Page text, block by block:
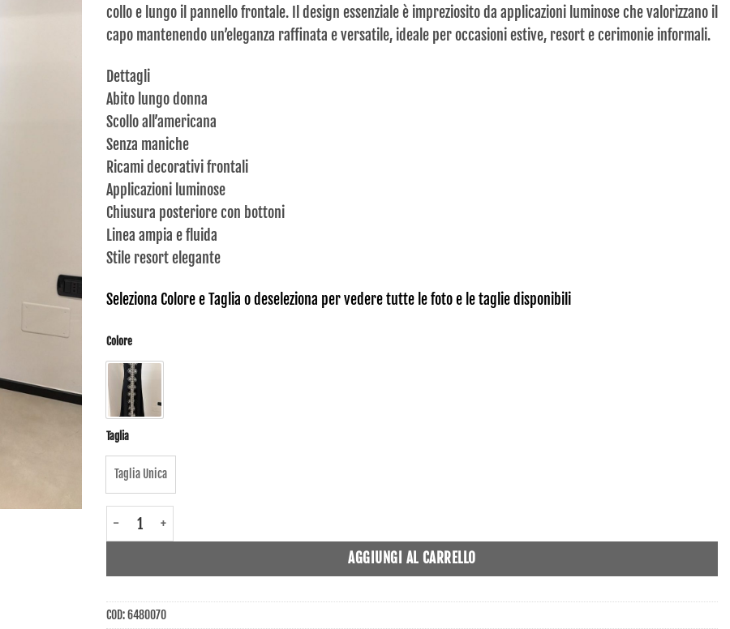
collo e lungo il pannello frontale. Il design essenziale è impreziosito da applicazioni luminose che valorizzano il
capo mantenendo un’eleganza raffinata e versatile, ideale per occasioni estive, resort e cerimonie informali.
Dettagli
Abito lungo donna
Scollo all’americana
Senza maniche
Ricami decorativi frontali
Applicazioni luminose
Chiusura posteriore con bottoni
Linea ampia e fluida
Stile resort elegante
Seleziona Colore e Taglia o deseleziona per vedere tutte le foto e le taglie disponibili
Colore
Taglia
Taglia Unica
6480070 - Abito lungo donna - Ble quantità
AGGIUNGI AL CARRELLO
COD:6480070